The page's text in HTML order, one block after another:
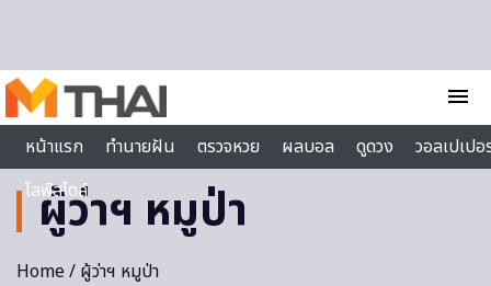
menu
หน้าแรก
ทำนายฝัน ตรวจหวย ผลบอล ดูดวง
วอลเปเป
ไลฟ์สไตล์
ผู้ว่าฯ หมูป่า
Home/ ผู้ว่าฯ หมูป่า